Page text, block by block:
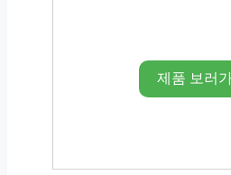
제품 보러가